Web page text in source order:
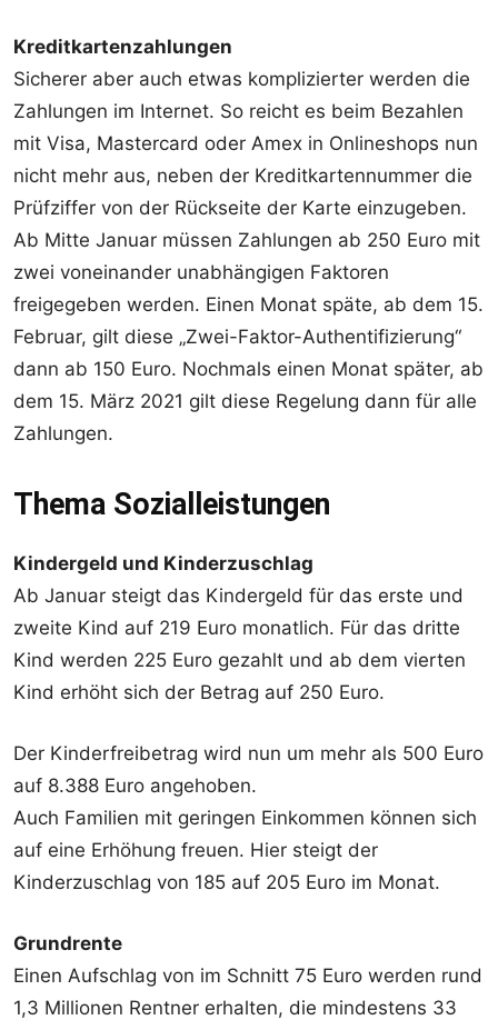
Kreditkartenzahlungen
Sicherer aber auch etwas komplizierter werden die
Zahlungen im Internet. So reicht es beim Bezahlen
mit Visa, Mastercard oder Amex in Onlineshops nun
nicht mehr aus, neben der Kreditkartennummer die
Prüfziffer von der Rückseite der Karte einzugeben.
Ab Mitte Januar müssen Zahlungen ab 250 Euro mit
zwei voneinander unabhängigen Faktoren
freigegeben werden. Einen Monat späte, ab dem 15.
Februar, gilt diese „Zwei-Faktor-Authentifizierung“
dann ab 150 Euro. Nochmals einen Monat später, ab
dem 15. März 2021 gilt diese Regelung dann für alle
Zahlungen.
Thema Sozialleistungen
Kindergeld und Kinderzuschlag
Ab Januar steigt das Kindergeld für das erste und
zweite Kind auf 219 Euro monatlich. Für das dritte
Kind werden 225 Euro gezahlt und ab dem vierten
Kind erhöht sich der Betrag auf 250 Euro.
Der Kinderfreibetrag wird nun um mehr als 500 Euro
auf 8.388 Euro angehoben.
Auch Familien mit geringen Einkommen können sich
auf eine Erhöhung freuen. Hier steigt der
Kinderzuschlag von 185 auf 205 Euro im Monat.
Grundrente
Einen Aufschlag von im Schnitt 75 Euro werden rund
1,3 Millionen Rentner erhalten, die mindestens 33